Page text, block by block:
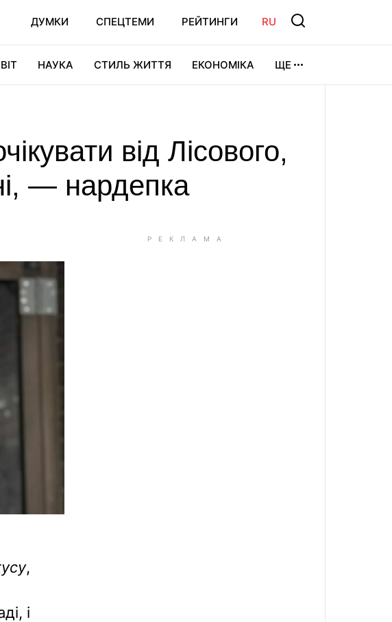
ДУМКИ СПЕЦТЕМИ РЕЙТИНГИ RU
НАУКА СТИЛЬ ЖИТТЯ ЕКОНОМІКА ЩЕ
від Лісового,
— нардепка
,
і